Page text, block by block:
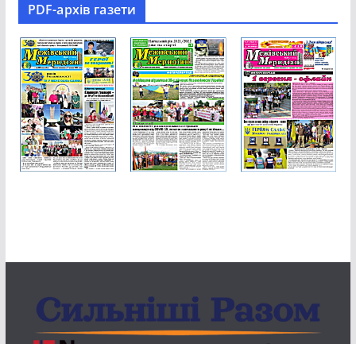
PDF-aрхів газети